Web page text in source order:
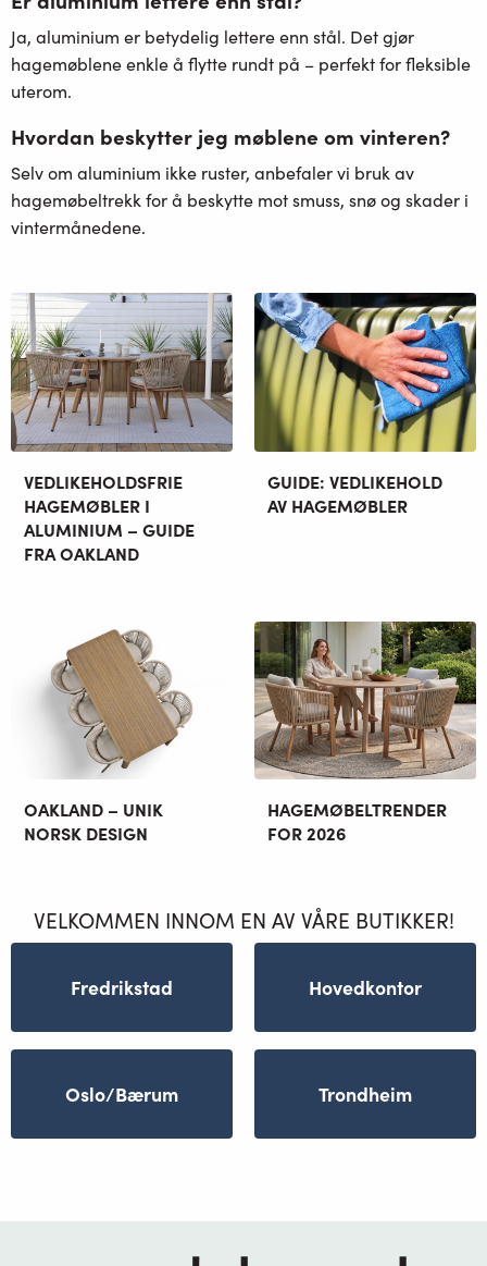
Ja, aluminium er betydelig lettere enn stål. Det gjør
hagemøblene enkle å flytte rundt på – perfekt for fleksible
uterom.
Hvordan beskytter jeg møblene om vinteren?
Selv om aluminium ikke ruster, anbefaler vi bruk av
hagemøbeltrekk for å beskytte mot smuss, snø og skader i
vintermånedene.
VEDLIKEHOLDSFRIE
HAGEMØBLER I
ALUMINIUM – GUIDE
FRA OAKLAND
GUIDE: VEDLIKEHOLD
AV HAGEMØBLER
OAKLAND – UNIK
NORSK DESIGN
HAGEMØBELTRENDER
FOR 2026
VELKOMMEN INNOM EN AV VÅRE BUTIKKER!
Fredrikstad Hovedkontor
Oslo/Bærum Trondheim